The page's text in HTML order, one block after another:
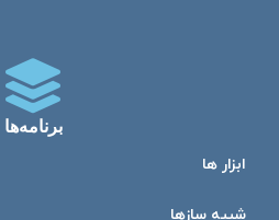
برنامه‌ها
ابزار ها
شبیه ساز‌ها